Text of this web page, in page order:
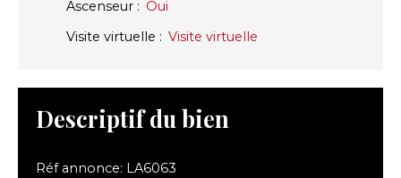
Ascenseur : Oui
Visite virtuelle : Visite virtuelle
Descriptif du bien
Réf annonce: LA6063